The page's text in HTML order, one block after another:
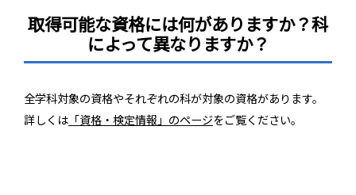
取得可能な資格には何がありますか？科
によって異なりますか？
全学科対象の資格やそれぞれの科が対象の資格があります。
詳しくは 「資格・検定情報」のページをご覧ください。